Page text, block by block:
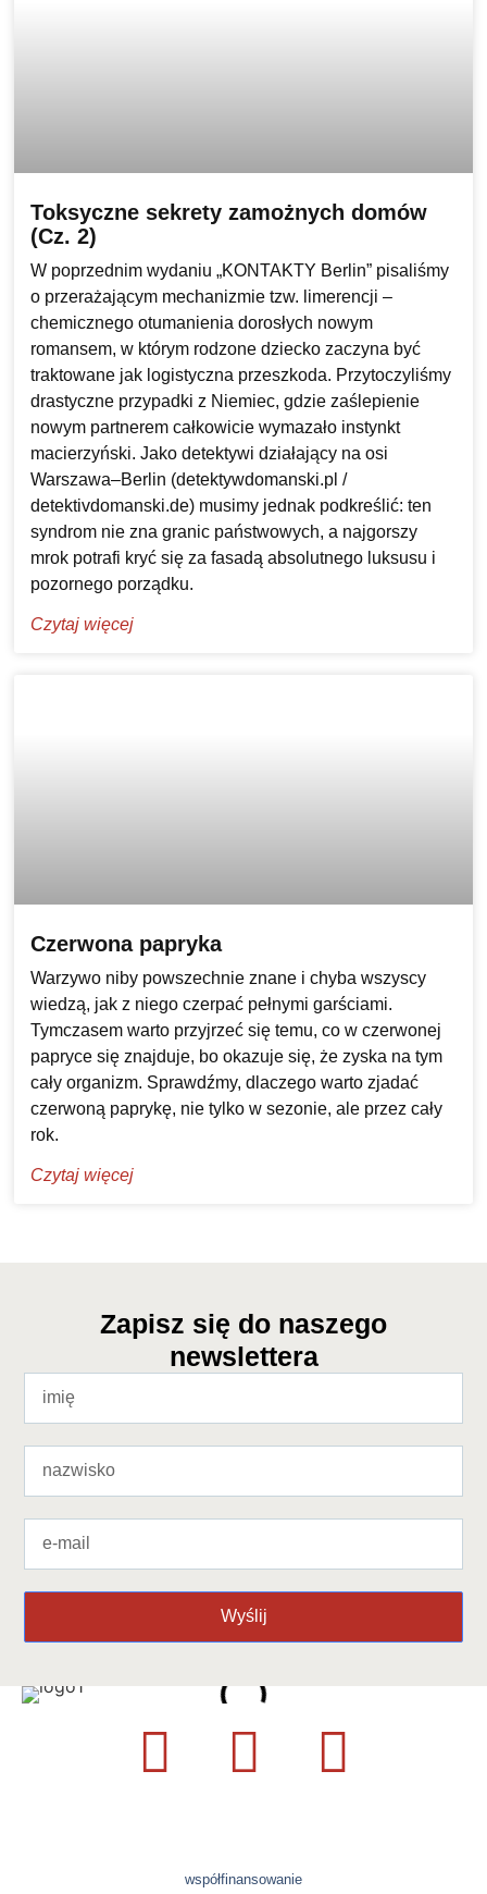
Toksyczne sekrety zamożnych domów
(Cz. 2)
W poprzednim wydaniu „KONTAKTY Berlin” pisaliśmy
o przerażającym mechanizmie tzw. limerencji –
chemicznego otumanienia dorosłych nowym
romansem, w którym rodzone dziecko zaczyna być
traktowane jak logistyczna przeszkoda. Przytoczyliśmy
drastyczne przypadki z Niemiec, gdzie zaślepienie
nowym partnerem całkowicie wymazało instynkt
macierzyński. Jako detektywi działający na osi
Warszawa–Berlin (detektywdomanski.pl /
detektivdomanski.de) musimy jednak podkreślić: ten
syndrom nie zna granic państwowych, a najgorszy
mrok potrafi kryć się za fasadą absolutnego luksusu i
pozornego porządku.
Czytaj więcej
Czerwona papryka
Warzywo niby powszechnie znane i chyba wszyscy
wiedzą, jak z niego czerpać pełnymi garściami.
Tymczasem warto przyjrzeć się temu, co w czerwonej
papryce się znajduje, bo okazuje się, że zyska na tym
cały organizm. Sprawdźmy, dlaczego warto zjadać
czerwoną paprykę, nie tylko w sezonie, ale przez cały
rok.
Czytaj więcej
Zapisz się do naszego
newslettera
Wyślij
współfinansowanie